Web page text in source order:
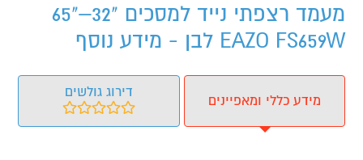
מעמד רצפתי נייד למסכים "32–"65
EAZO FS659W לבן - מידע נוסף
מידע כללי ומאפיינים
דירוג גולשים